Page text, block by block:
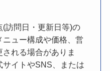
訪問日・更新日等)の
ュー構成や価格、営
れる場合がありま
イトやSNS、または